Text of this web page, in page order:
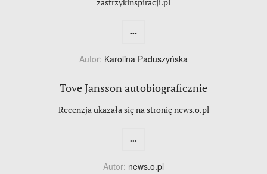
...
Autor: Karolina Paduszyńska
Tove Jansson autobiograficznie
Recenzja ukazała się na stronię news.o.pl
...
Autor: news.o.pl